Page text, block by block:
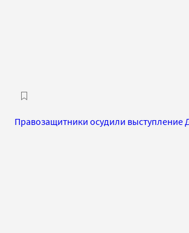
Правозащитники осудили